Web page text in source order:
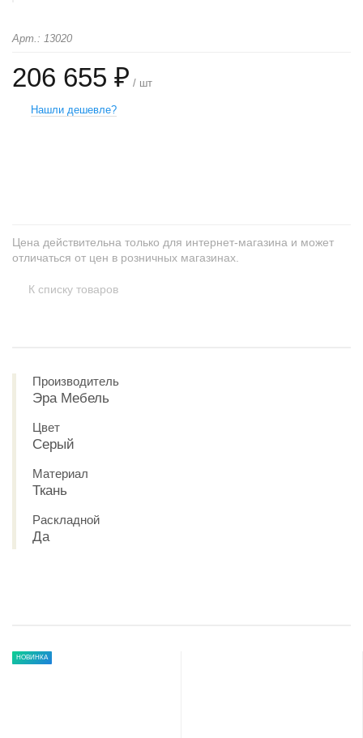
Арт.: 13020
206 655 ₽ / шт
Нашли дешевле?
Цена действительна только для интернет-магазина и может
отличаться от цен в розничных магазинах.
К списку товаров
Производитель
Эра Мебель
Цвет
Серый
Материал
Ткань
Раскладной
Да
НОВИНКА